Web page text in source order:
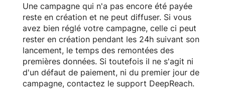
Une campagne qui n'a pas encore été payée
reste en création et ne peut diffuser. Si vous
avez bien réglé votre campagne, celle ci peut
rester en création pendant les 24h suivant son
lancement, le temps des remontées des
premières données. Si toutefois il ne s'agit ni
d'un défaut de paiement, ni du premier jour de
campagne, contactez le support DeepReach.